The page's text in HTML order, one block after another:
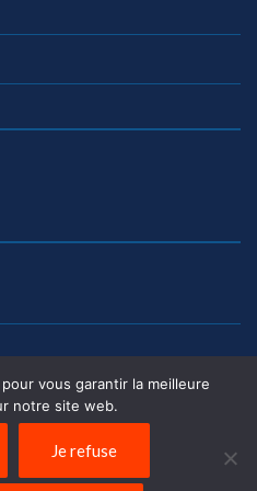
vous garantir la meilleure
notre site web.
Je refuse